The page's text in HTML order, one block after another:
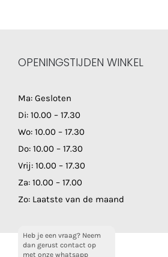
OPENINGSTIJDEN WINKEL
Ma: Gesloten
Di: 10.00 – 17.30
Wo: 10.00 – 17.30
Do: 10.00 – 17.30
Vrij: 10.00 – 17.30
Za: 10.00 – 17.00
Zo: Laatste van de maand
Heb je een vraag? Neem
dan gerust contact op
met onze whatsapp